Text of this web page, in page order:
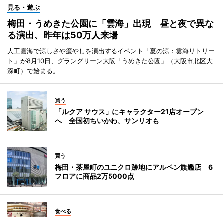
見る・遊ぶ
梅田・うめきた公園に「雲海」出現 昼と夜で異な
る演出、昨年は50万人来場
人工雲海で涼しさや癒やしを演出するイベント「夏の涼：雲海リトリー
ト」が8月10日、グラングリーン大阪「うめきた公園」（大阪市北区大
深町）で始まる。
買う
「ルクア サウス」にキャラクター21店オープン
へ 全国初ちいかわ、サンリオも
買う
梅田・茶屋町のユニクロ跡地にアルペン旗艦店 6
フロアに商品2万5000点
食べる